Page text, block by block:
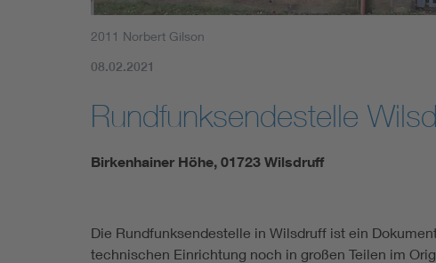
2011 Norbert Gilson
08.02.2021
Rundfunksendestelle
Birkenhainer Höhe, 01723 Wilsdruff
Die Rundfunksendestelle in Wilsdruff ist ein
technischen Einrichtung noch in großen Teilen im